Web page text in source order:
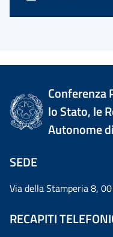
Conferenza
lo Stato, le
Autonome
SEDE
Via della Stamperia 8,
RECAPITI